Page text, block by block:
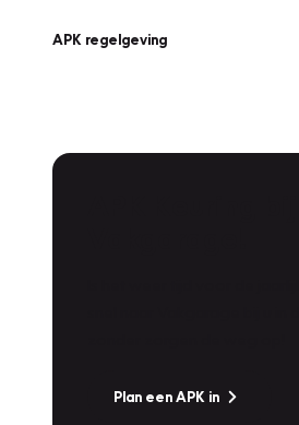
APK regelgeving
Plan een APK in